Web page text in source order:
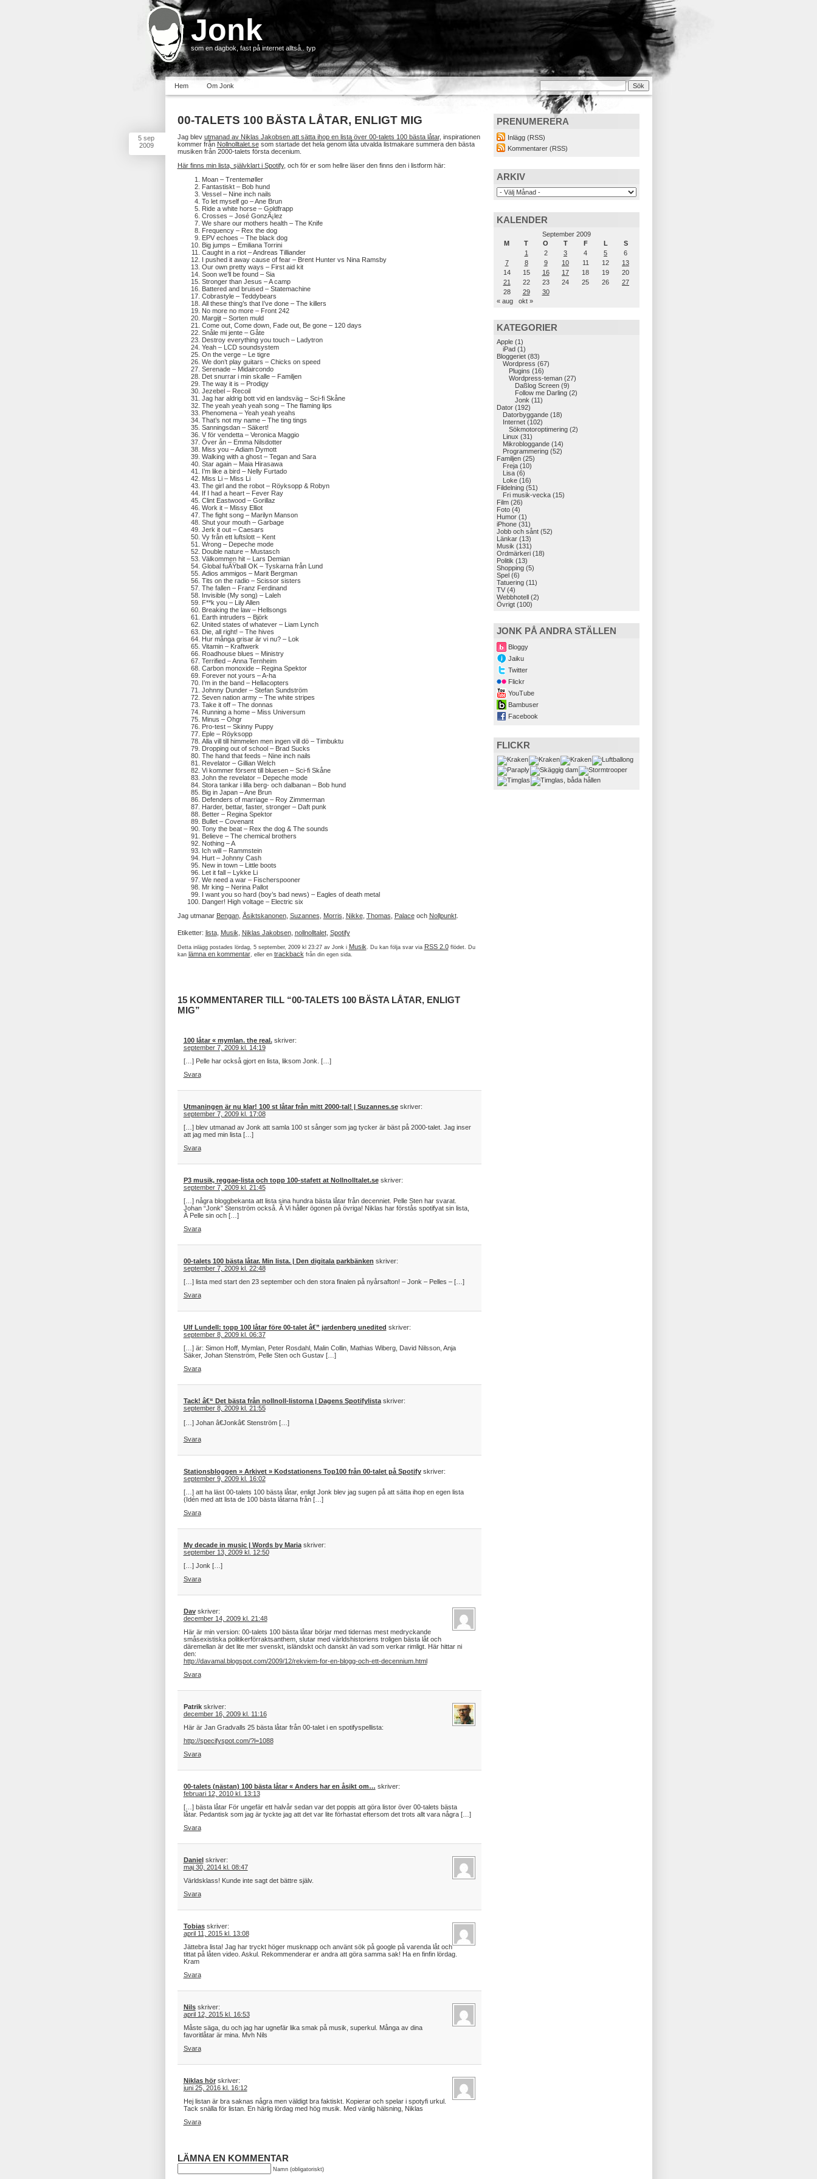
Jonk
som en dagbok, fast på internet alltså.. typ
Hem Om Jonk
5 sep
2009
00-TALETS 100 BÄSTA LÅTAR, ENLIGT MIG
Jag blev utmanad av Niklas Jakobsen att sätta ihop en lista över 00-talets 100 bästa låtar, inspirationen
kommer från Nollnolltalet.sesom startade det hela genom låta utvalda listmakare summera den bästa
musiken från 2000-talets första decenium.
Här finns min lista, självklart i Spotify, och för er som hellre läser den finns den i listform här:
Moan – Trentemøller
Fantastiskt – Bob hund
Vessel – Nine inch nails
To let myself go – Ane Brun
Ride a white horse – Goldfrapp
Crosses – José GonzÃ¡lez
We share our mothers health – The Knife
Frequency – Rex the dog
EPV echoes – The black dog
Big jumps – Emiliana Torrini
Caught in a riot – Andreas Tilliander
I pushed it away cause of fear – Brent Hunter vs Nina Ramsby
Our own pretty ways – First aid kit
Soon we’ll be found – Sia
Stronger than Jesus – A camp
Battered and bruised – Statemachine
Cobrastyle – Teddybears
All these thing’s that I’ve done – The killers
No more no more – Front 242
Margijt – Sorten muld
Come out, Come down, Fade out, Be gone – 120 days
Snåle mi jente – Gåte
Destroy everything you touch – Ladytron
Yeah – LCD soundsystem
On the verge – Le tigre
We don’t play guitars – Chicks on speed
Serenade – Midaircondo
Det snurrar i min skalle – Familjen
The way it is – Prodigy
Jezebel – Recoil
Jag har aldrig bott vid en landsväg – Sci-fi Skåne
The yeah yeah yeah song – The flaming lips
Phenomena – Yeah yeah yeahs
That’s not my name – The ting tings
Sanningsdan – Säkert!
V för vendetta – Veronica Maggio
Över ån – Emma Nilsdotter
Miss you – Adiam Dymott
Walking with a ghost – Tegan and Sara
Star again – Maia Hirasawa
I’m like a bird – Nelly Furtado
Miss Li – Miss Li
The girl and the robot – Röyksopp & Robyn
If I had a heart – Fever Ray
Clint Eastwood – Gorillaz
Work it – Missy Elliot
The fight song – Marilyn Manson
Shut your mouth – Garbage
Jerk it out – Caesars
Vy från ett luftslott – Kent
Wrong – Depeche mode
Double nature – Mustasch
Välkommen hit – Lars Demian
Global fuÃŸball OK – Tyskarna från Lund
Adios ammigos – Marit Bergman
Tits on the radio – Scissor sisters
The fallen – Franz Ferdinand
Invisible (My song) – Laleh
F**k you – Lily Allen
Breaking the law – Hellsongs
Earth intruders – Björk
United states of whatever – Liam Lynch
Die, all right! – The hives
Hur många grisar är vi nu? – Lok
Vitamin – Kraftwerk
Roadhouse blues – Ministry
Terrified – Anna Ternheim
Carbon monoxide – Regina Spektor
Forever not yours – A-ha
I’m in the band – Hellacopters
Johnny Dunder – Stefan Sundström
Seven nation army – The white stripes
Take it off – The donnas
Running a home – Miss Universum
Minus – Ohgr
Pro-test – Skinny Puppy
Eple – Röyksopp
Alla vill till himmelen men ingen vill dö – Timbuktu
Dropping out of school – Brad Sucks
The hand that feeds – Nine inch nails
Revelator – Gillian Welch
Vi kommer försent till bluesen – Sci-fi Skåne
John the revelator – Depeche mode
Stora tankar i lilla berg- och dalbanan – Bob hund
Big in Japan – Ane Brun
Defenders of marriage – Roy Zimmerman
Harder, bettar, faster, stronger – Daft punk
Better – Regina Spektor
Bullet – Covenant
Tony the beat – Rex the dog & The sounds
Believe – The chemical brothers
Nothing – A
Ich will – Rammstein
Hurt – Johnny Cash
New in town – Little boots
Let it fall – Lykke Li
We need a war – Fischerspooner
Mr king – Nerina Pallot
I want you so hard (boy’s bad news) – Eagles of death metal
Danger! High voltage – Electric six
Jag utmanar Bengan, Åsiktskanonen, Suzannes Morris Nikke, Thomas Palaceoch Nollpunkt.
Etiketter: lista, Musik Niklas Jakobsen, nollnolltalet, Spotify
Detta inlägg postades lördag, 5 september, 2009 kl 23:27 av Jonk i Musik. Du kan följa svar via RSS 2.0flödet. Du
kan lämna en kommentar, eller en trackbackfrån din egen sida.
15 KOMMENTARER TILL “00-TALETS 100 BÄSTA LÅTAR, ENLIGT
MIG”
100 låtar « mymlan. the real. skriver:
september 7, 2009 kl. 14:19
[…] Pelle har också gjort en lista, liksom Jonk. […]
Svara
Utmaningen är nu klar! 100 st låtar från mitt 2000-tal! | Suzannes.se skriver:
september 7, 2009 kl. 17:08
[…] blev utmanad av Jonk att samla 100 st sånger som jag tycker är bäst på 2000-talet. Jag inser
att jag med min lista […]
Svara
P3 musik, reggae-lista och topp 100-stafett at Nollnolltalet.se skriver:
september 7, 2009 kl. 21:45
[…] några bloggbekanta att lista sina hundra bästa låtar från decenniet. Pelle Sten har svarat.
Johan “Jonk” Stenström också. Â Vi håller ögonen på övriga! Niklas har förstås spotifyat sin lista,
Â Pelle sin och […]
Svara
00-talets 100 bästa låtar. Min lista. | Den digitala parkbänken skriver:
september 7, 2009 kl. 22:48
[…] lista med start den 23 september och den stora finalen på nyårsafton! – Jonk – Pelles – […]
Svara
Ulf Lundell: topp 100 låtar före 00-talet â€” jardenberg unedited skriver:
september 8, 2009 kl. 06:37
[…] är: Simon Hoff, Mymlan, Peter Rosdahl, Malin Collin, Mathias Wiberg, David Nilsson, Anja
Säker, Johan Stenström, Pelle Sten och Gustav […]
Svara
Tack! â€“ Det bästa från nollnoll-listorna | Dagens Spotifylista skriver:
september 8, 2009 kl. 21:55
[…] Johan â€Jonkâ€ Stenström […]
Svara
Stationsbloggen » Arkivet » Kodstationens Top100 från 00-talet på Spotify skriver:
september 9, 2009 kl. 16:02
[…] att ha läst 00-talets 100 bästa låtar, enligt Jonk blev jag sugen på att sätta ihop en egen lista
(Idén med att lista de 100 bästa låtarna från […]
Svara
My decade in music | Words by Maria skriver:
september 13, 2009 kl. 12:50
[…] Jonk […]
Svara
Dav skriver:
december 14, 2009 kl. 21:48
Här är min version: 00-talets 100 bästa låtar börjar med tidernas mest medryckande
småsexistiska politikerförraktsanthem, slutar med världshistoriens troligen bästa låt och
däremellan är det lite mer svenskt, isländskt och danskt än vad som verkar rimligt. Här hittar ni
den:
http://davamal.blogspot.com/2009/12/rekviem-for-en-blogg-och-ett-decennium.html
Svara
Patrik skriver:
december 16, 2009 kl. 11:16
Här är Jan Gradvalls 25 bästa låtar från 00-talet i en spotifyspellista:
http://specifyspot.com/?l=1088
Svara
00-talets (nästan) 100 bästa låtar « Anders har en åsikt om… skriver:
februari 12, 2010 kl. 13:13
[…] bästa låtar För ungefär ett halvår sedan var det poppis att göra listor över 00-talets bästa
låtar. Pedantisk som jag är tyckte jag att det var lite förhastat eftersom det trots allt vara några […]
Svara
Daniel skriver:
maj 30, 2014 kl. 08:47
Världsklass! Kunde inte sagt det bättre själv.
Svara
Tobias skriver:
april 11, 2015 kl. 13:08
Jättebra lista! Jag har tryckt höger musknapp och använt sök på google på varenda låt och
tittat på låten video. Askul. Rekommenderar er andra att göra samma sak! Ha en finfin lördag.
Kram
Svara
Nils skriver:
april 12, 2015 kl. 16:53
Måste säga, du och jag har ugnefär lika smak på musik, superkul. Många av dina
favoritlåtar är mina. Mvh Nils
Svara
Niklas hör skriver:
juni 25, 2016 kl. 16:12
Hej listan är bra saknas några men väldigt bra faktiskt. Kopierar och spelar i spotyfi urkul.
Tack snälla för listan. En härlig lördag med hög musik. Med vänlig hälsning, Niklas
Svara
LÄMNA EN KOMMENTAR
Namn (obligatoriskt)
PRENUMERERA
Inlägg (RSS)
Kommentarer (RSS)
ARKIV
KALENDER
September 2009
M
T O T F L
S
1
2 3 4 5
6
7
8 9 10 11 12
13
14
15 16 17 18 19
20
21
22 23 24 25 26
27
28
29
30
« aug
okt »
KATEGORIER
Apple(1)
iPad(1)
Bloggeriet(83)
Wordpress (67)
Plugins (16)
Wordpress-teman(27)
Daßlog Screen(9)
Follow me Darling(2)
Jonk (11)
Dator(192)
Datorbyggande(18)
Internet(102)
Sökmotoroptimering(2)
Linux (31)
Mikrobloggande(14)
Programmering(52)
Familjen(25)
Freja(10)
Lisa(6)
Loke(16)
Fildelning(51)
Fri musik-vecka(15)
Film(26)
Foto(4)
Humor(1)
iPhone(31)
Jobb och sånt(52)
Länkar(13)
Musik (131)
Ordmärkeri(18)
Politik (13)
Shopping(5)
Spel(6)
Tatuering(11)
TV(4)
Webbhotell(2)
Övrigt(100)
JONK PÅ ANDRA STÄLLEN
Bloggy
Jaiku
Twitter
Flickr
YouTube
Bambuser
Facebook
FLICKR